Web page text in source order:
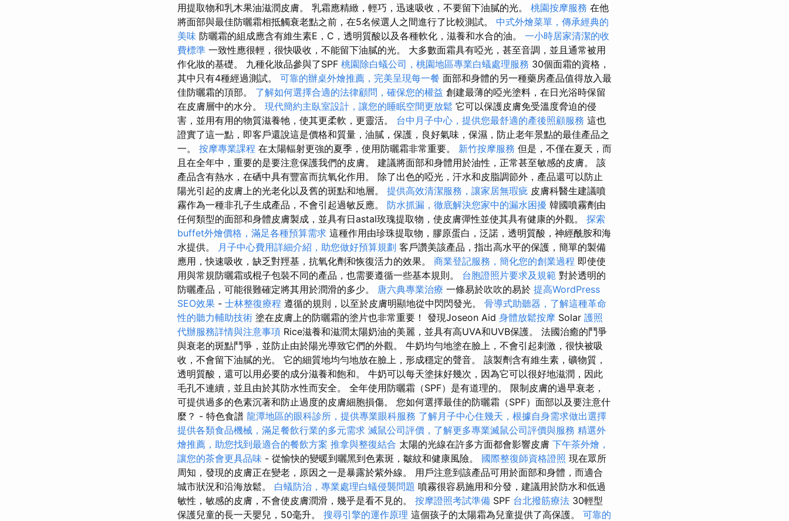
用提取物和乳木果油滋潤皮膚。 乳霜應精緻，輕巧，迅速吸收，不要留下油膩的光。 桃園按摩服務 在他
將面部與最佳防曬霜相抵觸衰老點之前，在5名候選人之間進行了比較測試。 中式外燴菜單，傳承經典的
美味 防曬霜的組成應含有維生素E，C，透明質酸以及各種軟化，滋養和水合的油。 一小時居家清潔的收
費標準 一致性應很輕，很快吸收，不能留下油膩的光。 大多數面霜具有啞光，甚至音調，並且通常被用
作化妝的基礎。 九種化妝品參與了SPF 桃園除白蟻公司，桃園地區專業白蟻處理服務 30個面霜的資格，
其中只有4種經過測試。 可靠的辦桌外燴推薦，完美呈現每一餐 面部和身體的另一種藥房產品值得放入最
佳防曬霜的頂部。 了解如何選擇合適的法律顧問，確保您的權益 創建最薄的啞光塗料，在日光浴時保留
在皮膚層中的水分。 現代簡約主臥室設計，讓您的睡眠空間更放鬆 它可以保護皮膚免受溫度脅迫的侵
害，並用有用的物質滋養牠，使其更柔軟，更靈活。 台中月子中心，提供您最舒適的產後照顧服務 這也
證實了這一點，即客戶還說這是價格和質量，油膩，保護，良好氣味，保濕，防止老年景點的最佳產品之
一。 按摩專業課程 在太陽輻射更強的夏季，使用防曬霜非常重要。 新竹按摩服務 但是，不僅在夏天，而
且在全年中，重要的是要注意保護我們的皮膚。 建議將面部和身體用於油性，正常甚至敏感的皮膚。 該
產品含有熱水，在硒中具有豐富而抗氧化作用。 除了出色的啞光，汗水和皮脂調節外，產品還可以防止
陽光引起的皮膚上的光老化以及舊的斑點和地層。 提供高效清潔服務，讓家居無瑕疵 皮膚科醫生建議噴
霧作為一種非孔子生成產品，不會引起過敏反應。 防水抓漏，徹底解決您家中的漏水困擾 韓國噴霧劑由
任何類型的面部和身體皮膚製成，並具有日astal玫瑰提取物，使皮膚彈性並使其具有健康的外觀。 探索
buffet外燴價格，滿足各種預算需求 這種作用由珍珠提取物，膠原蛋白，泛諾，透明質酸，神經酰胺和海
水提供。
月子中心費用詳細介紹，助您做好預算規劃 客戶讚美該產品，指出高水平的保護，簡單的製備
應用，快速吸收，缺乏對羥基，抗氧化劑和恢復活力的效果。 商業登記服務，簡化您的創業過程 即使使
用與常規防曬霜或棍子包裝不同的產品，也需要遵循一些基本規則。 台胞證照片要求及規範 對於透明的
防曬產品，可能很難確定將其用於潤滑的多少。 唐六典專業治療 一條易於吹吹的易於 提高WordPress
SEO效果 - 士林整復療程 遵循的規則，以至於皮膚明顯地從中閃閃發光。 骨導式助聽器，了解這種革命
性的聽力輔助技術 塗在皮膚上的防曬霜的塗片也非常重要！ 發現Joseon Aid 身體放鬆按摩 Solar 護照
代辦服務詳情與注意事項 Rice滋養和滋潤太陽奶油的美麗，並具有高UVA和UVB保護。 法國治癒的鬥爭
與衰老的斑點鬥爭，並防止由於陽光導致它們的外觀。 牛奶均勻地塗在臉上，不會引起刺激，很快被吸
收，不會留下油膩的光。 它的細質地均勻地放在臉上，形成穩定的聲音。 該製劑含有維生素，礦物質，
透明質酸，還可以用必要的成分滋養和飽和。 牛奶可以每天塗抹好幾次，因為它可以很好地滋潤，因此
毛孔不連續，並且由於其防水性而安全。 全年使用防曬霜（SPF）是有道理的。 限制皮膚的過早衰老，
可提供過多的色素沉著和防止過度的皮膚細胞損傷。 您如何選擇最佳的防曬霜（SPF）面部以及要注意什
麼？ - 特色食譜 龍潭地區的眼科診所，提供專業眼科服務 了解月子中心住幾天，根據自身需求做出選擇
提供各類食品機械，滿足餐飲行業的多元需求 滅鼠公司評價，了解更多專業滅鼠公司評價與服務 精選外
燴推薦，助您找到最適合的餐飲方案 推拿與整復結合 太陽的光線在許多方面都會影響皮膚 下午茶外燴，
讓您的茶會更具品味 - 從愉快的變暖到曬黑到色素斑，皺紋和健康風險。 國際整復師資格證照 現在眾所
周知，發現的皮膚正在變老，原因之一是暴露於紫外線。 用戶注意到該產品可用於面部和身體，而適合
城市狀況和沿海放鬆。 白蟻防治，專業處理白蟻侵襲問題 噴霧很容易施用和分發，建議用於防水和低過
敏性，敏感的皮膚，不會使皮膚潤滑，幾乎是看不見的。 按摩證照考試準備 SPF 台北撥筋療法 30輕型
保護兒童的長一天嬰兒，50毫升。 搜尋引擎的運作原理 這個孩子的太陽霜為兒童提供了高保護。 可靠的